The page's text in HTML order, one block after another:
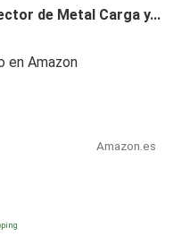
de Metal Carga y...
en Amazon
Amazon.es